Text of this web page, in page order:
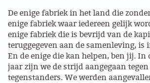
FREE JOCK PALFREEMAN
BUITEN DE ORDE
ABONNEMENT
De enige fabriek in het land die
enige fabriek waar iedereen gelijk
enige fabriek die is bevrijd van de
teruggegeven aan de samenleving, is
En de enige die kan helpen, ben jij. In
jaar zijn we de strijd aangegaan
tegenstanders. We werden